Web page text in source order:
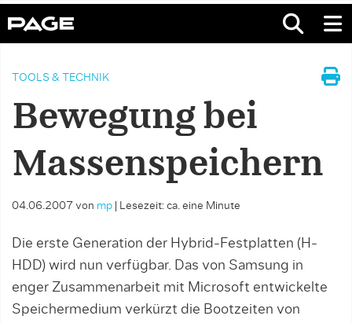
TOOLS & TECHNIK
Bewegung bei
Massenspeichern
04.06.2007 von mp Lesezeit: ca. eine Minute
Die erste Generation der Hybrid-Festplatten (H-
HDD) wird nun verfügbar. Das von Samsung in
enger Zusammenarbeit mit Microsoft entwickelte
Speichermedium verkürzt die Bootzeiten von